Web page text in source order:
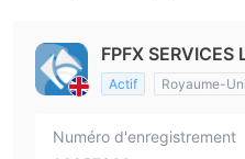
FPFX
Actif Royaume-Uni
Numéro d'enregistrement